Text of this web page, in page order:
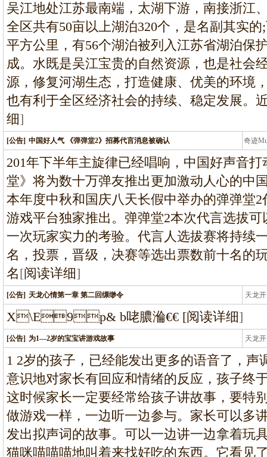
吴江地处江苏最南端，太湖下游，南接浙江
全区共有50亩以上湖泊320个，是名副其实
平方公里，有56个湖泊被列入江苏省湖泊保
成。水既是吴江宝贵的自然资源，也是社会
源，修复河湖生态，打造健康、优美的环境
也有利于全区经济社会的持续、稳定发展。
细]
[公告] 中国好人气 《弹弹堂2》招募代言消息被确认 奇迹
条
201年下半年主旋律已经唱响，中国好声音
堂》将为数十万弹友推出更加激动人心的中
本年度中秋和国庆八天长假中举办的弹弹堂
游戏平台独家推出。弹弹堂2本次代言选拔
一次玩家实力的考验。代言人选拔赛将持续
名，投票，晋级，决赛等选出票数前十名的
名[阅读详细]
[公告] 天龙心情第一章 第二回缥缈令 天龙
X\E9p& b咾膿溣€€  [阅读详细]
[公告] 为1—2岁的宝宝讲游戏故事 天龙
龙
1 2岁的孩子，已经能发出更多的语音了，声
意识地对家长有回应和情绪的反应，孩子终
这时候家长一定要经常给孩子讲故事，要特
做游戏一样，一边听一边参与。家长可以多
发出拟声词的故事。可以一边讲一边拿着玩
猫咪喵喵喵地叫着来找好吃的东西。它看见